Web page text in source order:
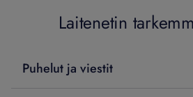
Laitenetin
Puhelut ja viestit